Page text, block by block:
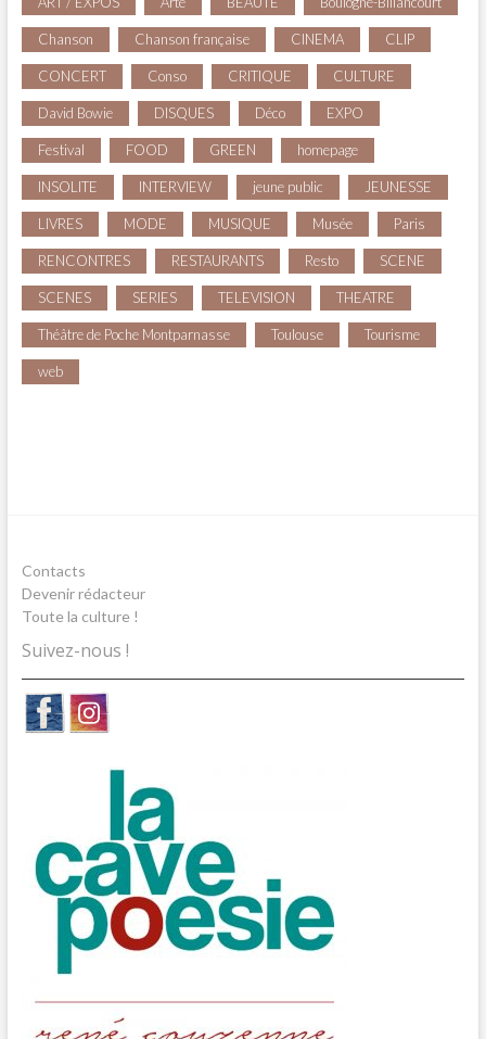
Chanson Chanson française CINEMA CLIP
CONCERT Conso CRITIQUE CULTURE
David Bowie DISQUES Déco EXPO
Festival FOOD GREEN homepage
INSOLITE INTERVIEW jeune public JEUNESSE
LIVRES MODE MUSIQUE Musée Paris
RENCONTRES RESTAURANTS Resto SCENE
SCENES SERIES TELEVISION THEATRE
Théâtre de Poche Montparnasse Toulouse Tourisme
web
Contacts
Devenir rédacteur
Toute la culture !
Suivez-nous !